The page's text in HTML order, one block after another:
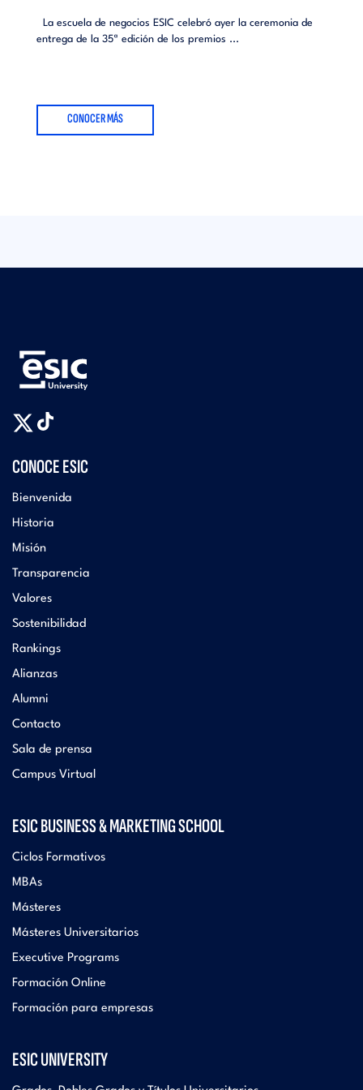
La escuela de negocios ESIC celebró ayer la ceremonia de
entrega de la 35ª edición de los premios ...
CONOCER MÁS
CONOCE ESIC
Bienvenida
Historia
Misión
Transparencia
Valores
Sostenibilidad
Rankings
Alianzas
Alumni
Contacto
Sala de prensa
Campus Virtual
ESIC BUSINESS & MARKETING SCHOOL
Ciclos Formativos
MBAs
Másteres
Másteres Universitarios
Executive Programs
Formación Online
Formación para empresas
ESIC UNIVERSITY